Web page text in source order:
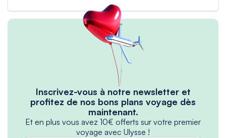
Inscrivez-vous à notre newsletter et
profitez de nos bons plans voyage dès
maintenant.
Et en plus vous avez 10€ offerts sur votre premier
voyage avec Ulysse !